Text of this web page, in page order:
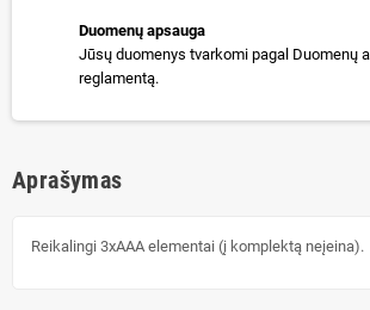
Duomenų apsauga
Jūsų duomenys tvarkomi pagal Duomenų
reglamentą.
Aprašymas
Reikalingi 3xAAA elementai (į komplektą neįeina).